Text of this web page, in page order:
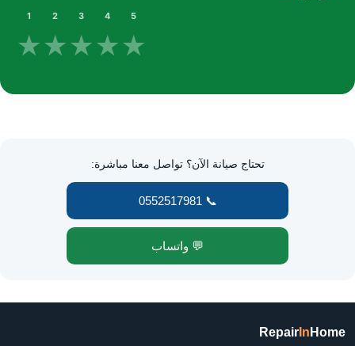
1
★
2
★
3
★
4
★
5
★
تحتاج صيانة الآن؟ تواصل معنا مباشرة:
📞 0552517981
💬 واتساب
Repair In Home